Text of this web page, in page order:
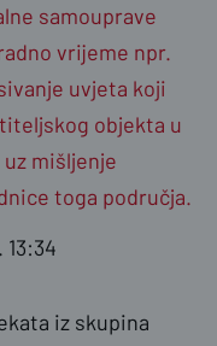
samouprave
vrijeme npr.
uvjeta koji
objekta u
mišljenje
toga područja.
13:34
iz skupina